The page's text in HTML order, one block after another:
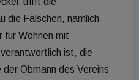
die Falschen, nämlich
für Wohnen mit
ist, die
Obmann des Vereins